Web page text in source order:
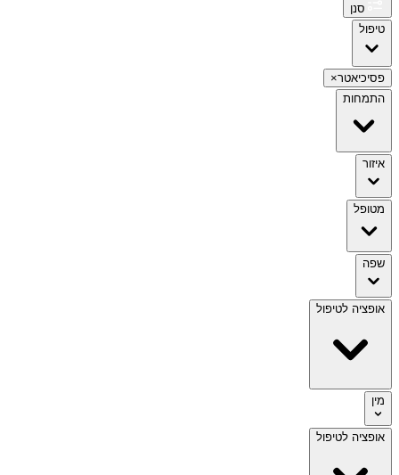
סנן
טיפול
פסיכיאטר×
התמחות
איזור
מטופל
שפה
אופציה לטיפול
מין
אופציה לטיפול